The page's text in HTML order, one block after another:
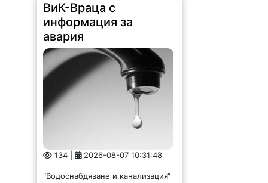
ВиК-Враца с
информация за
авария
134 | 2026-08-07 10:31:48
"Водоснабдяване и канализация“